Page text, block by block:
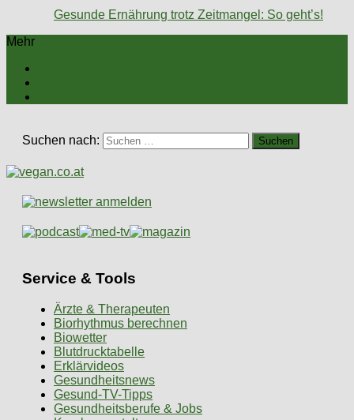
Gesunde Ernährung trotz Zeitmangel: So geht’s!
Mehr
Suchen nach:
Service & Tools
Ärzte & Therapeuten
Biorhythmus berechnen
Biowetter
Blutdrucktabelle
Erklärvideos
Gesundheitsnews
Gesund-TV-Tipps
Gesundheitsberufe & Jobs